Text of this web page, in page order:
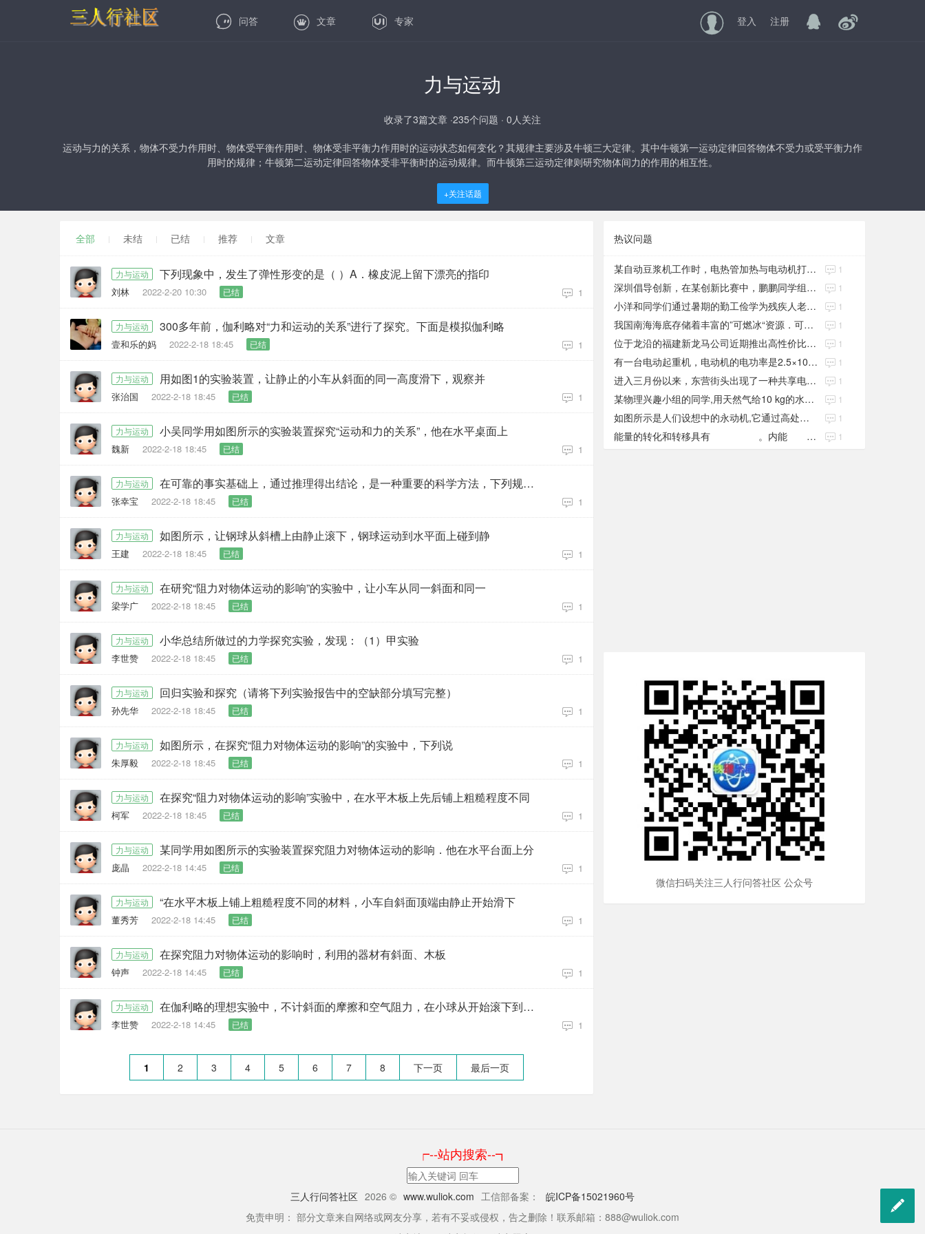
问答 文章 专家 登入 注册
力与运动
收录了3篇文章 ·235个问题 · 0人关注
运动与力的关系，物体不受力作用时、物体受平衡作用时、物体受非平衡力作用时的运动状态如何变化？其规律主要涉及牛顿三大定律。其中牛顿第一运动定律回答物体不受力或受平衡力作
用时的规律；牛顿第二运动定律回答物体受非平衡时的运动规律。而牛顿第三运动定律则研究物体间力的作用的相互性。
+关注话题
全部 未结 已结 推荐 文章
力与运动 下列现象中，发生了弹性形变的是（ ）A．橡皮泥上留下漂亮的指印
刘林 2022-2-20 10:30 已结 1
力与运动 300多年前，伽利略对“力和运动的关系”进行了探究。下面是模拟伽利略
壹和乐的妈 2022-2-18 18:45 已结 1
力与运动 用如图1的实验装置，让静止的小车从斜面的同一高度滑下，观察并
张治国 2022-2-18 18:45 已结 1
力与运动 小吴同学用如图所示的实验装置探究“运动和力的关系”，他在水平桌面上
魏新 2022-2-18 18:45 已结 1
力与运动 在可靠的事实基础上，通过推理得出结论，是一种重要的科学方法，下列规律中通过这种方法得出的
张幸宝 2022-2-18 18:45 已结 1
力与运动 如图所示，让钢球从斜槽上由静止滚下，钢球运动到水平面上碰到静
王建 2022-2-18 18:45 已结 1
力与运动 在研究“阻力对物体运动的影响”的实验中，让小车从同一斜面和同一
梁学广 2022-2-18 18:45 已结 1
力与运动 小华总结所做过的力学探究实验，发现：（1）甲实验
李世赞 2022-2-18 18:45 已结 1
力与运动 回归实验和探究（请将下列实验报告中的空缺部分填写完整）
孙先华 2022-2-18 18:45 已结 1
力与运动 如图所示，在探究“阻力对物体运动的影响”的实验中，下列说
朱厚毅 2022-2-18 18:45 已结 1
力与运动 在探究“阻力对物体运动的影响”实验中，在水平木板上先后铺上粗糙程度不同
柯军 2022-2-18 18:45 已结 1
力与运动 某同学用如图所示的实验装置探究阻力对物体运动的影响．他在水平台面上分
庞晶 2022-2-18 14:45 已结 1
力与运动 “在水平木板上铺上粗糙程度不同的材料，小车自斜面顶端由静止开始滑下
董秀芳 2022-2-18 14:45 已结 1
力与运动 在探究阻力对物体运动的影响时，利用的器材有斜面、木板
钟声 2022-2-18 14:45 已结 1
力与运动 在伽利略的理想实验中，不计斜面的摩擦和空气阻力，在小球从开始滚下到对面
李世赞 2022-2-18 14:45 已结 1
1 2 3 4 5 6 7 8 下一页 最后一页
热议问题
某自动豆浆机工作时，电热管加热与电动机打浆过程交替进行 1
深圳倡导创新，在某创新比赛中，鹏鹏同学组装的一台环保电动力车 1
小洋和同学们通过暑期的勤工俭学为残疾人老王买了一辆电动轮椅 1
我国南海海底存储着丰富的”可燃冰“资源．可燃冰被视为21世纪新型绿色能源 1
位于龙沿的福建新龙马公司近期推出高性价比的新能源纯电动车 1
有一台电动起重机，电动机的电功率是2.5×103W，它在30秒内将质量 1
进入三月份以来，东营街头出现了一种共享电动汽车．下表是这种汽车的主要参数 1
某物理兴趣小组的同学,用天然气给10 kg的水加热,同时绘制了如图所示的加热过 1
如图所示是人们设想中的永动机,它通过高处水流冲击叶片,使叶片转动来带动抽水机从低 1
能量的转化和转移具有 。内能 自发地从低温物体传给高温物体;汽车 1
微信扫码关注三人行问答社区 公众号
┍--站内搜索--┓
三人行问答社区 2026 © www.wuliok.com 工信部备案：
皖ICP备15021960号
免责申明： 部分文章来自网络或网友分享，若有不妥或侵权，告之删除！联系邮箱：888@wuliok.com
